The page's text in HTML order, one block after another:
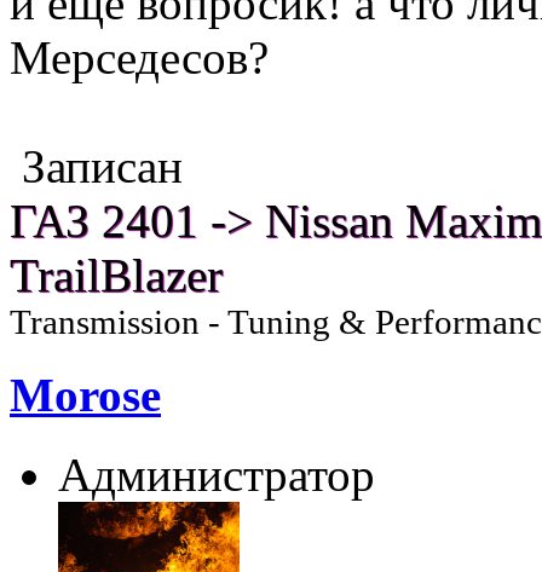
Мерседесов?
Записан
ГАЗ 2401 -> Nissan
TrailBlazer
Transmission - Tuning &
Morose
Администратор